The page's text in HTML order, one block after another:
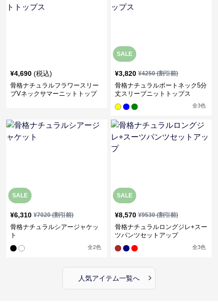
¥4,690 (税込)
骨格ナチュラルフラワースリー
ブVネックサマーニットトップ
SALE
¥3,820 ¥4250(割引前)
骨格ナチュラルボートネック5分
丈スリーブニットトップス
全3色
SALE
¥6,310 ¥7020(割引前)
骨格ナチュラルシアージャケッ
ト
全2色
SALE
¥8,570 ¥9530(割引前)
骨格ナチュラルロングジレ+スー
ツパンツセットアップ
全3色
人気アイテム一覧へ ›